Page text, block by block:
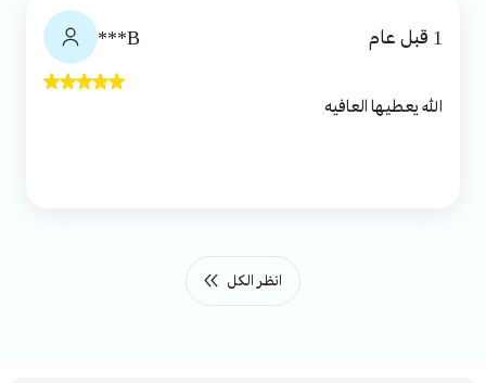
B*** 1 قبل عام
الله يعطيها العافيه
انظر الكل